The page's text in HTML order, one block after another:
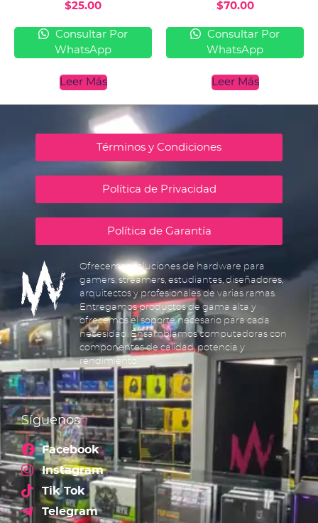
$25.00
Consultar Por
WhatsApp
Leer Más
$70.00
Consultar Por
WhatsApp
Leer Más
Términos y Condiciones
Política de Privacidad
Política de Garantía
Ofrecemos soluciones de hardware para
gamers, streamers, estudiantes, diseñadores,
arquitectos y profesionales de varias ramas.
Entregamos productos de gama alta y
ofrecemos el soporte necesario para cada
necesidad. Ensamblamos computadoras con
componentes de calidad, potencia y
rendimiento.
Síguenos
Facebook
Instagram
Tik Tok
Telegram